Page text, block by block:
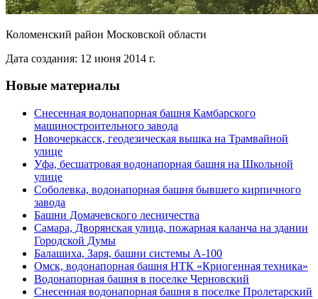
Коломенский район Московской области
Дата создания: 12 июня 2014 г.
Новые материалы
Снесенная водонапорная башня Камбарского
машиностроительного завода
Новочеркасск, геодезическая вышка на Трамвайной
улице
Уфа, бесшатровая водонапорная башня на Школьной
улице
Соболевка, водонапорная башня бывшего кирпичного
завода
Башни Домачевского лесничества
Самара, Дворянская улица, пожарная каланча на здании
Городской Думы
Балашиха, Заря, башни системы А-100
Омск, водонапорная башня НТК «Криогенная техника»
Водонапорная башня в поселке Черновский
Снесенная водонапорная башня в поселке Пролетарский